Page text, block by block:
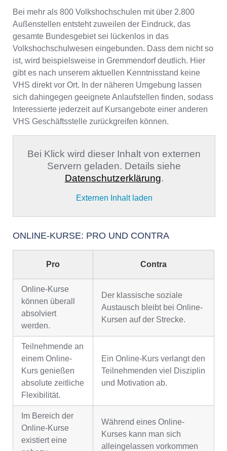
Bei mehr als 800 Volkshochschulen mit über 2.800
Außenstellen entsteht zuweilen der Eindruck, das
gesamte Bundesgebiet sei lückenlos in das
Volkshochschulwesen eingebunden. Dass dem nicht so
ist, wird beispielsweise in Gremmendorf deutlich. Hier
gibt es nach unserem aktuellen Kenntnisstand keine
VHS direkt vor Ort. In der näheren Umgebung lassen
sich dahingegen geeignete Anlaufstellen finden, sodass
Interessierte jederzeit auf Kursangebote einer anderen
VHS Geschäftsstelle zurückgreifen können.
Bei Klick wird dieser Inhalt von externen
Servern geladen. Details siehe
Datenschutzerklärung.
Externen Inhalt laden
ONLINE-KURSE: PRO UND CONTRA
Pro Contra
Online-Kurse
können überall
absolviert
werden.
Der klassische soziale
Austausch bleibt bei Online-
Kursen auf der Strecke.
Teilnehmende an
einem Online-
Kurs genießen
absolute zeitliche
Flexibilität.
Ein Online-Kurs verlangt den
Teilnehmenden viel Disziplin
und Motivation ab.
Im Bereich der
Online-Kurse
existiert eine
Während eines Online-
Kurses kann man sich
alleingelassen vorkommen